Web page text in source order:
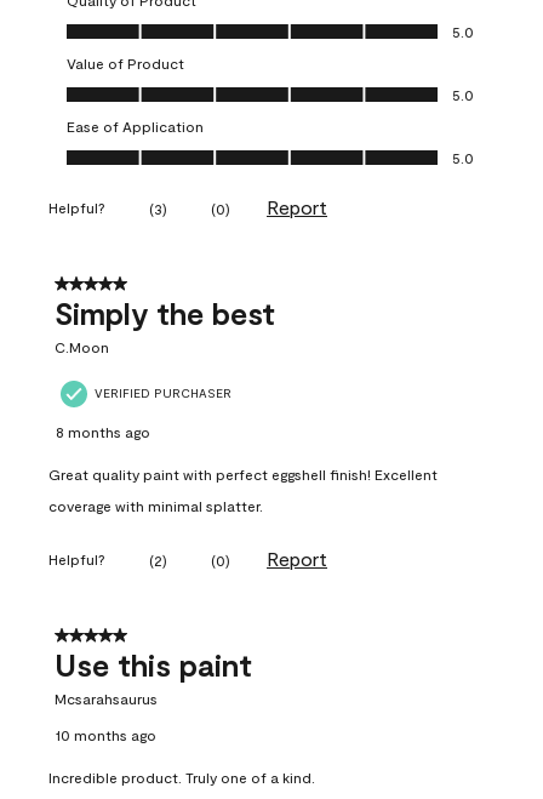
Quality of Product, 5.0 out of 5
5.0
Value of Product
Value of Product, 5.0 out of 5
5.0
Ease of Application
Ease of Application, 5.0 out of 5
5.0
Helpful? (3) (0) Report
5 out of 5 stars.
Simply the best
C.Moon
VERIFIED PURCHASER
8 months ago
Great quality paint with perfect eggshell finish! Excellent
coverage with minimal splatter.
Helpful? (2) (0) Report
5 out of 5 stars.
Use this paint
Mcsarahsaurus
10 months ago
Incredible product. Truly one of a kind.